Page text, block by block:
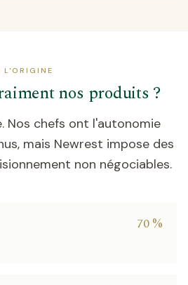
L'ORIGINE
nos produits ?
Nos chefs ont l'autonomie
mais Newrest impose des
non négociables.
70 %